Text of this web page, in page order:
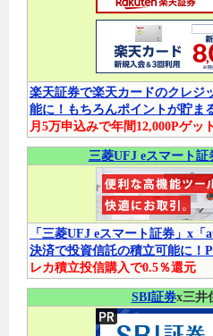
楽天証券で楽天カードのクレジ
能に！もちろんポイントが貯ま
月5万申込みで年間12,000Pゲッ
三菱UFJ eスマート証
「三菱UFJ eスマート証券」x
決済で投資信託の積立可能に！
レカ積立投信購入で0.5％還元
SBI証券x三井